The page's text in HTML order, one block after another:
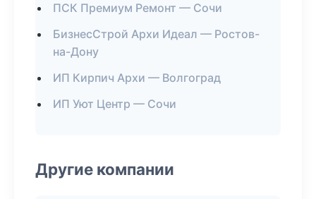
ПСК Премиум Ремонт — Сочи
БизнесСтрой Архи Идеал — Ростов-
на-Дону
ИП Кирпич Архи — Волгоград
ИП Уют Центр — Сочи
Другие компании